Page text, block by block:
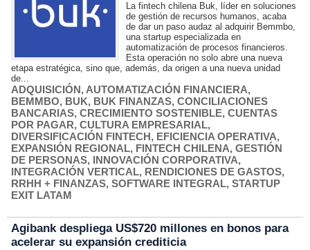
La fintech chilena Buk, líder en soluciones
de gestión de recursos humanos, acaba
de dar un paso audaz al adquirir Bemmbo,
una startup especializada en
automatización de procesos financieros.
Esta operación no solo abre una nueva
etapa estratégica, sino que, además, da origen a una nueva unidad
de...
ADQUISICIÓN, AUTOMATIZACIÓN FINANCIERA,
BEMMBO, BUK, BUK FINANZAS, CONCILIACIONES
BANCARIAS, CRECIMIENTO SOSTENIBLE, CUENTAS
POR PAGAR, CULTURA EMPRESARIAL,
DIVERSIFICACIÓN FINTECH, EFICIENCIA OPERATIVA,
EXPANSIÓN REGIONAL, FINTECH CHILENA, GESTIÓN
DE PERSONAS, INNOVACIÓN CORPORATIVA,
INTEGRACIÓN VERTICAL, RENDICIONES DE GASTOS,
RRHH + FINANZAS, SOFTWARE INTEGRAL, STARTUP
EXIT LATAM
Agibank despliega US$720 millones en bonos para
acelerar su expansión crediticia